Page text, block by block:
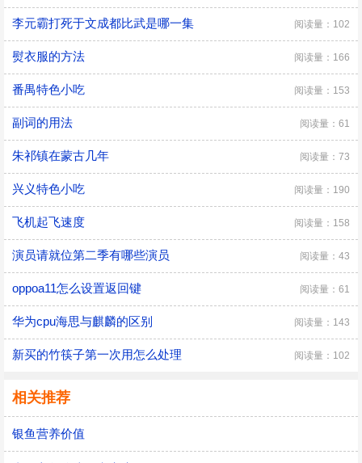
李元霸打死于文成都比武是哪一集 阅读量：102
熨衣服的方法 阅读量：166
番禺特色小吃 阅读量：153
副词的用法 阅读量：61
朱祁镇在蒙古几年 阅读量：73
兴义特色小吃 阅读量：190
飞机起飞速度 阅读量：158
演员请就位第二季有哪些演员 阅读量：43
oppoa11怎么设置返回键 阅读量：61
华为cpu海思与麒麟的区别 阅读量：143
新买的竹筷子第一次用怎么处理 阅读量：102
相关推荐
银鱼营养价值